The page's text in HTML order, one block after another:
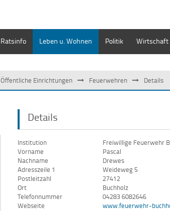
Ratsinfo Leben u. Wohnen Politik Wirtschaft
Öffentliche Einrichtungen Feuerwehren Details
Details
Institution
Freiwillige Feuerwehr
Vorname
Pascal
Nachname
Drewes
Adresszeile 1
Weideweg 5
Postleitzahl
27412
Ort
Buchholz
Telefonnummer
04283 6082646
Webseite
www.feuerwehr-